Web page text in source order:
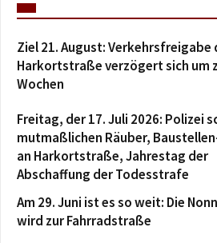
Ziel 21. August: Verkehrsfreigabe
Harkortstraße verzögert sich um
Wochen
Freitag, der 17. Juli 2026: Polizei
mutmaßlichen Räuber,
an Harkortstraße, Jahrestag der
Abschaffung der Todesstrafe
Am 29. Juni ist es so weit: Die
wird zur Fahrradstraße